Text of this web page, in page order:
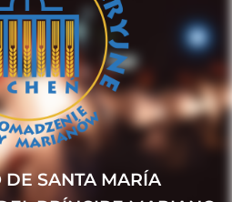
DE SANTA MARÍA